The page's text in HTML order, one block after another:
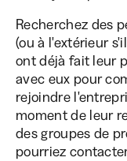
Recherchez des
(ou à l'extérieur
ont déjà fait leur
avec eux pour
rejoindre
moment de leur
des groupes de
pourriez